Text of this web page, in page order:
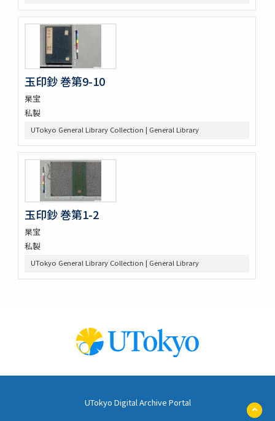
玉印鈔 巻第9-10
杲宝
私製
UTokyo General Library Collection | General Library
玉印鈔 巻第1-2
杲宝
私製
UTokyo General Library Collection | General Library
UTokyo Digital Archive Portal
ペ